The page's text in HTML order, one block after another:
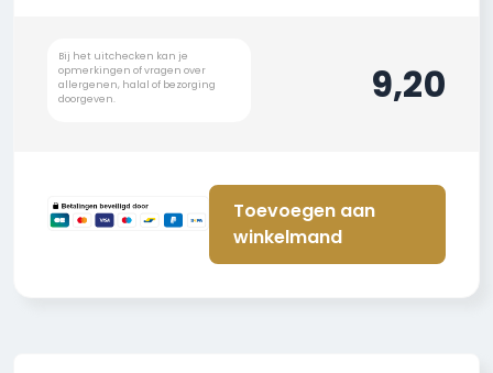
9,20
Toevoegen aan
winkelmand